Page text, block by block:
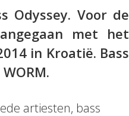
Voor de
met het
in Kroatië. Bass
artiesten, bass